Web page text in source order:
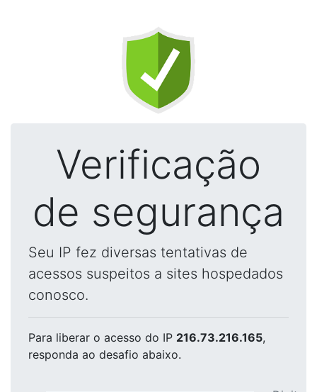
Verificação
de segurança
Seu IP fez diversas tentativas de
acessos suspeitos a sites hospedados
conosco.
Para liberar o acesso do IP 216.73.216.165,
responda ao desafio abaixo.